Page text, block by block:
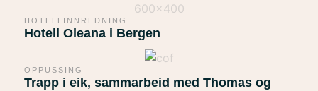
HOTELLINNREDNING
Hotell Oleana i Bergen
OPPUSSING
Trapp i eik, sammarbeid med Thomas og